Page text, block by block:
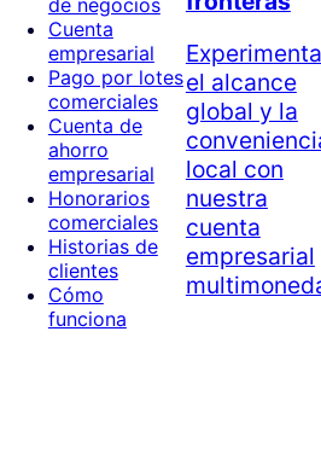
de negocios
Cuenta
empresarial
Pago por lotes
comerciales
Cuenta de
ahorro
empresarial
Honorarios
comerciales
Historias de
clientes
Cómo
funciona
Experimenta
el alcance
global y la
local con
nuestra
cuenta
empresarial